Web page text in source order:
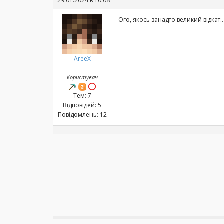
AreeX
Користувач
Тем: 7
Відповідей: 5
Повідомлень: 12
Ого, якось занадто великий відкат..